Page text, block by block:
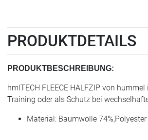
PRODUKTDETAILS
PRODUKTBESCHREIBUNG:
hmlTECH FLEECE HALFZIP von
Training oder als Schutz bei
Material: Baumwolle